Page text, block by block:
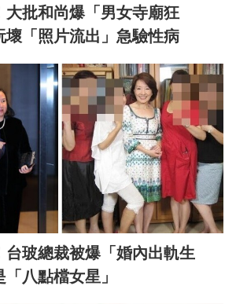
大批和尚爆「男女寺廟狂
「照片流出」急驗性病
台玻總裁被爆「婚內出軌生
八點檔女星」